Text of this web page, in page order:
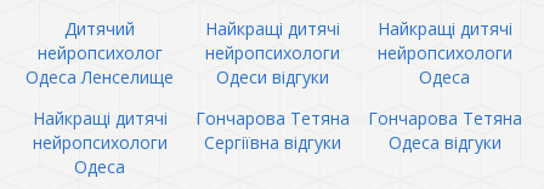
Дитячий
нейропсихолог
Одеса Ленселище
Найкращі дитячі
нейропсихологи
Одеси відгуки
Найкращі дитячі
нейропсихологи
Одеса
Найкращі дитячі
нейропсихологи
Одеса
Гончарова Тетяна
Сергіївна відгуки
Гончарова Тетяна
Одеса відгуки